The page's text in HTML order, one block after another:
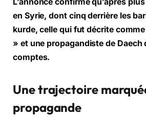
en Syrie, dont cinq derrière les
kurde, celle qui fut décrite
» et une propagandiste de Daech
comptes.
Une trajectoire
propagande